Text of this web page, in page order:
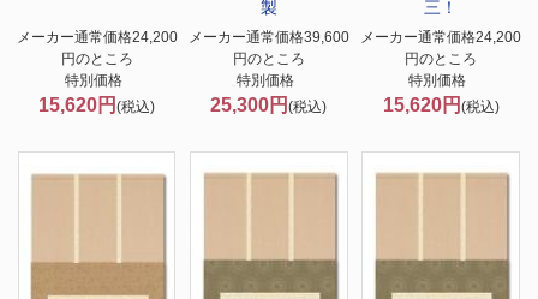
メーカー通常価格24,200
円のところ
特別価格
15,620円(税込)
製
メーカー通常価格39,600
円のところ
特別価格
25,300円(税込)
三！
メーカー通常価格24,200
円のところ
特別価格
15,620円 (税込)